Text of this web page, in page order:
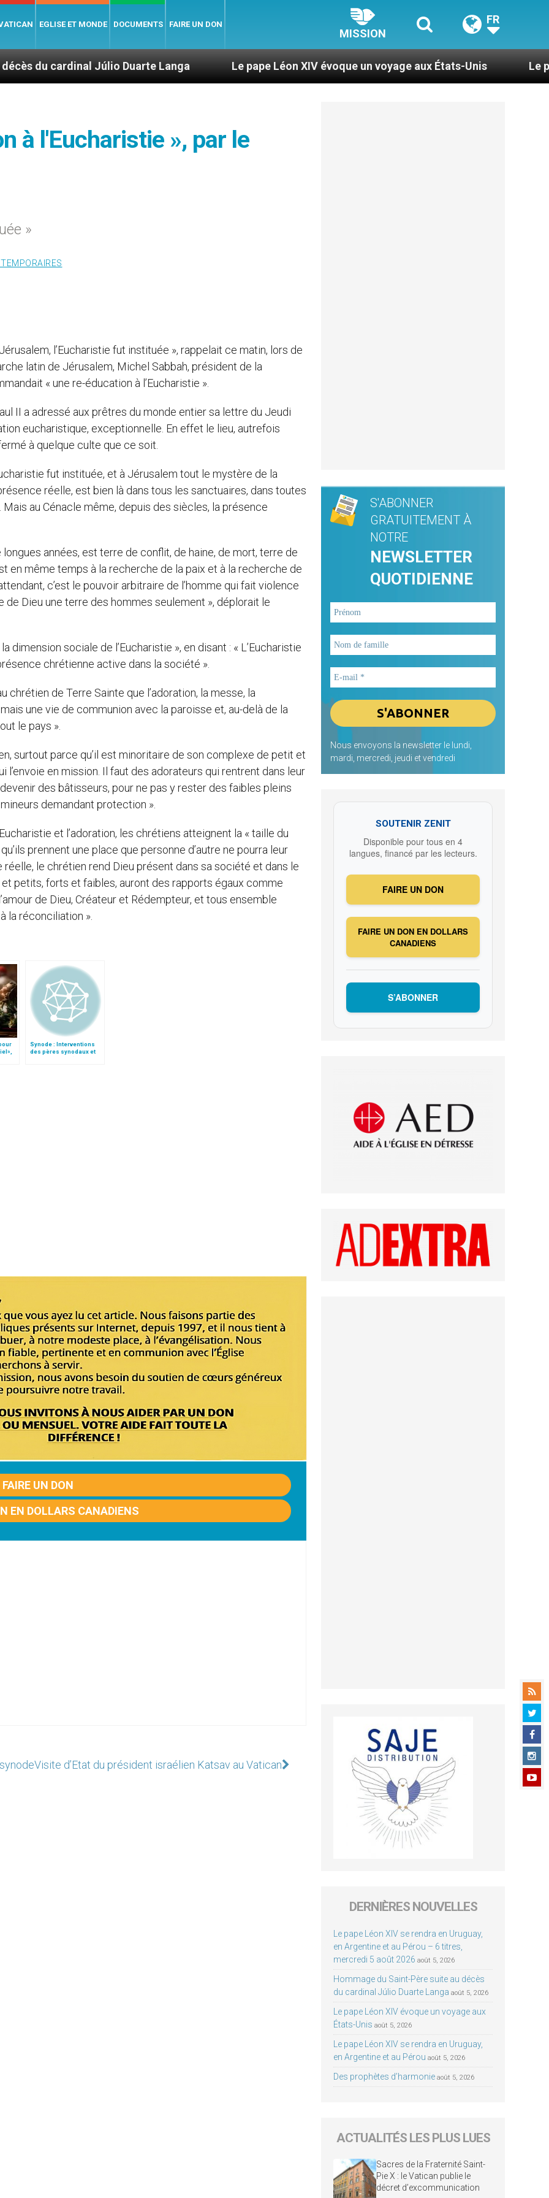
EGLISE ET MONDE DOCUMENTS FAIRE UN DON
MISSION
FR
Júlio Duarte Langa Le pape Léon XIV évoque un voyage aux États-Unis Le pape Léon XIV
à l'Eucharistie », par le
»
l’Eucharistie fut instituée », rappelait ce matin, lors de
latin de Jérusalem, Michel Sabbah, président de la
« une re-éducation à l’Eucharistie ».
II a adressé aux prêtres du monde entier sa lettre du Jeudi
eucharistique, exceptionnelle. En effet le lieu, autrefois
à quelque culte que ce soit.
fut instituée, et à Jérusalem tout le mystère de la
réelle, est bien là dans tous les sanctuaires, dans toutes
au Cénacle même, depuis des siècles, la présence
longues années, est terre de conflit, de haine, de mort, terre de
en même temps à la recherche de la paix et à la recherche de
c’est le pouvoir arbitraire de l’homme qui fait violence
Dieu une terre des hommes seulement », déplorait le
sociale de l’Eucharistie », en disant : « L’Eucharistie
chrétienne active dans la société ».
chrétien de Terre Sainte que l’adoration, la messe, la
une vie de communion avec la paroisse et, au-delà de la
le pays ».
surtout parce qu’il est minoritaire de son complexe de petit et
l’envoie en mission. Il faut des adorateurs qui rentrent dans leur
des bâtisseurs, pour ne pas y rester des faibles pleins
demandant protection ».
et l’adoration, les chrétiens atteignent la « taille du
prennent une place que personne d’autre ne pourra leur
le chrétien rend Dieu présent dans sa société et dans le
petits, forts et faibles, auront des rapports égaux comme
de Dieu, Créateur et Rédempteur, et tous ensemble
la réconciliation ».
Synode : Interventions
des pères synodaux et
FAIRE UN DON
EN DOLLARS CANADIENS
Visite d’Etat du président israélien Katsav au Vatican
S'ABONNER
GRATUITEMENT À
NOTRE
NEWSLETTER
QUOTIDIENNE
Nous envoyons la newsletter le lundi,
mardi, mercredi, jeudi et vendredi
SOUTENIR ZENIT
Disponible pour tous en 4
langues, financé par les lecteurs.
FAIRE UN DON
FAIRE UN DON EN DOLLARS
CANADIENS
S’ABONNER
DERNIÈRES NOUVELLES
Le pape Léon XIV se rendra en Uruguay,
en Argentine et au Pérou – 6 titres,
mercredi 5 août 2026 août 5, 2026
Hommage du Saint-Père suite au décès
du cardinal Júlio Duarte Langa août 5, 2026
Le pape Léon XIV évoque un voyage aux
États-Unis août 5, 2026
Le pape Léon XIV se rendra en Uruguay,
en Argentine et au Pérou août 5, 2026
Des prophètes d’harmonie août 5, 2026
ACTUALITÉS LES PLUS LUES
Sacres de la Fraternité Saint-
Pie X : le Vatican publie le
décret d’excommunication